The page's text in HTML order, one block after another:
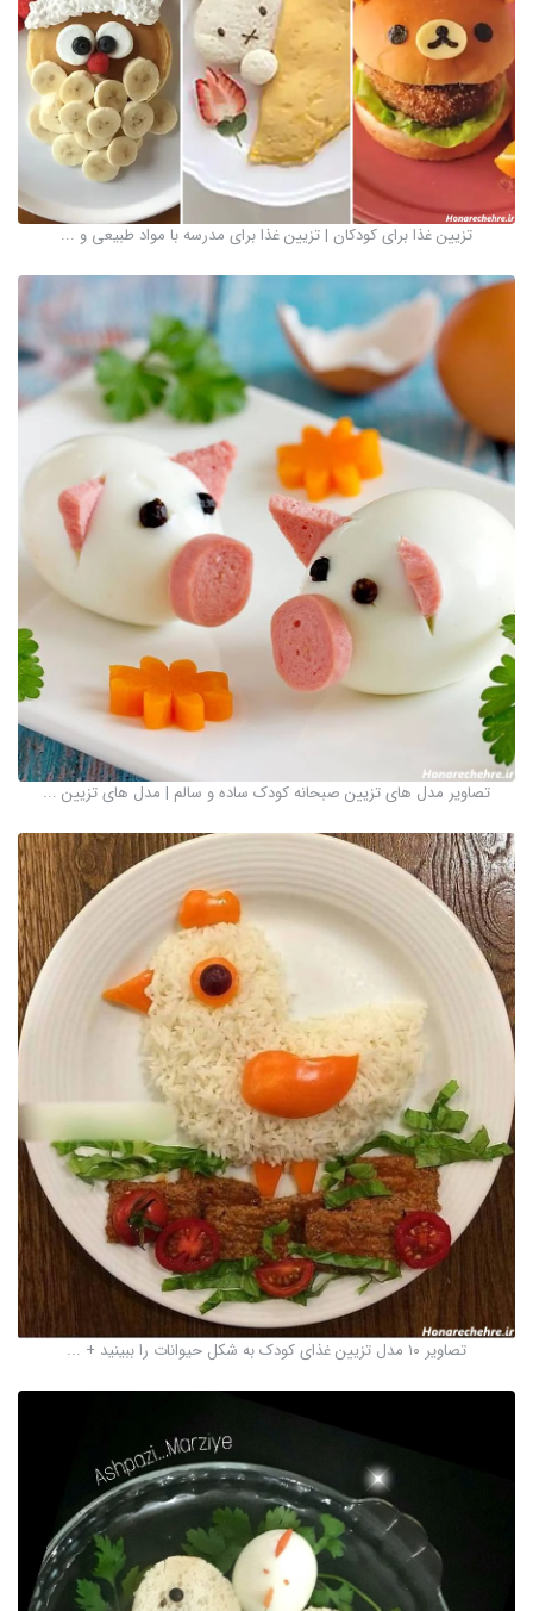
تزیین غذا برای کودکان | تزیین غذا برای مدرسه با مواد طبیعی و ...
تصاویر مدل های تزیین صبحانه کودک ساده و سالم | مدل های تزیین ...
تصاویر ۱۰ مدل تزیین‌ غذای کودک به شکل حیوانات را ببینید + ...